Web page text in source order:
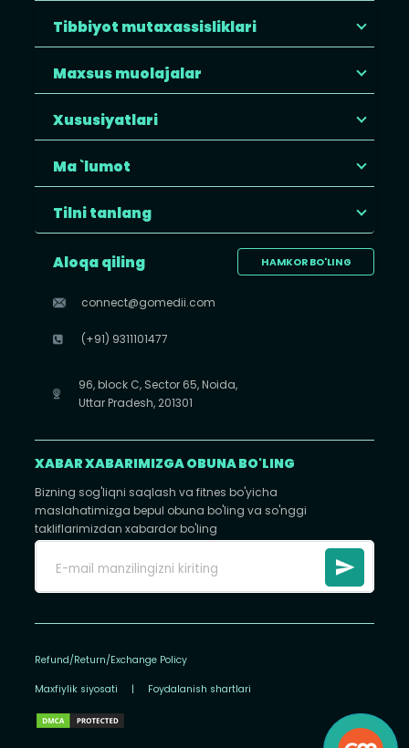
Tibbiyot mutaxassisliklari
Maxsus muolajalar
Xususiyatlari
Ma `lumot
Tilni tanlang
HAMKOR BO'LING
Aloqa qiling
connect@gomedii.com
(+91) 9311101477
96, block C, Sector 65, Noida,
Uttar Pradesh, 201301
XABAR XABARIMIZGA OBUNA BO'LING
Bizning sog'liqni saqlash va fitnes bo'yicha
maslahatimizga bepul obuna bo'ling va so'nggi
takliflarimizdan xabardor bo'ling
Refund/Return/Exchange Policy
Maxfiylik siyosati | Foydalanish shartlari